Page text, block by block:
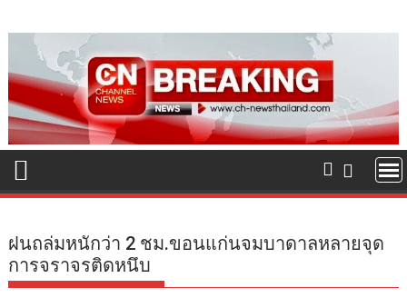
to
content
ฝนถล่มหนักว่า 2 ชม.ขอนแก่นจมบาดาลหลายจุด
การจราจรติดหนึบ